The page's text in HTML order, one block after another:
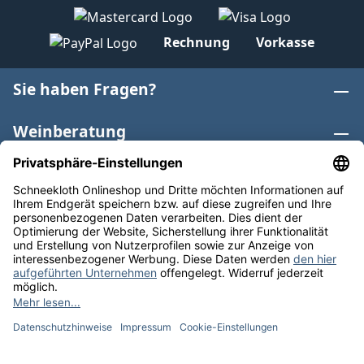
Rechnung Vorkasse
Sie haben Fragen?
Weinberatung
Informationen
Weinkategorien
Internationaler Wein
* Alle Preise inkl. gesetzl. Mehrwertsteuer zzgl.
anders angegeben. Bioprodukte im Bio-Kontrollverfahren